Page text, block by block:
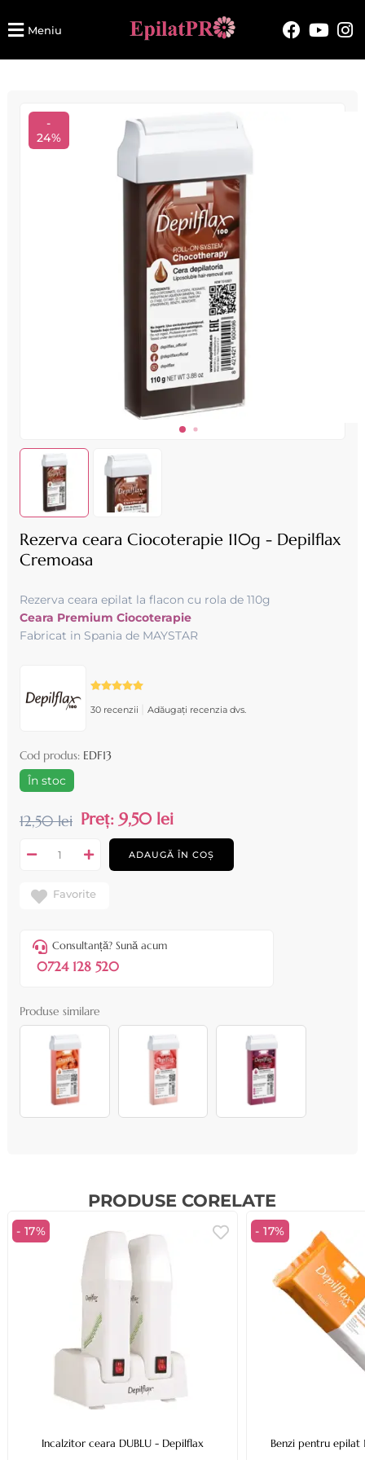
Meniu
-
24%
Rezerva ceara Ciocoterapie 110g - Depilflax
Cremoasa
Rezerva ceara epilat la flacon cu rola de 110g
Ceara Premium Ciocoterapie
Fabricat in Spania de MAYSTAR
30 recenzii Adăugați recenzia dvs.
Cod produs: EDF13
În stoc
12,50 lei Preț: 9,50 lei
ADAUGĂ ÎN COȘ
Favorite
Consultanță? Sună acum
0724 128 520
Produse similare
PRODUSE CORELATE
- 17%
Incalzitor ceara DUBLU - Depilflax
- 17%
Benzi pentru